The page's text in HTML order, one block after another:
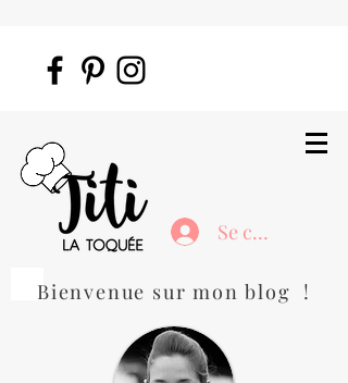
Se connecter
Bienvenue sur mon blog !